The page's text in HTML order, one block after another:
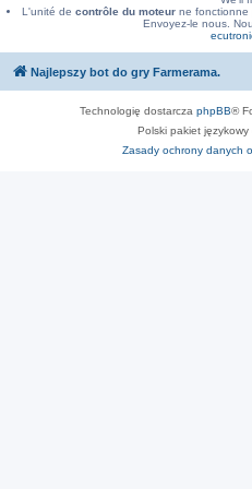
L'unité de contrôle du moteurne fonctionne
Envoyez-le nous.
Najlepszy bot do gry Farmerama.
Technologię dostarcza phpBB®
Polski pakiet językowy
Zasady ochrony danych